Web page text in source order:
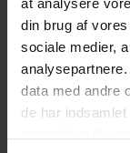
at analysere
din brug af
sociale medier,
data med andre
de har
April/May 2023
2
February/March
25 Issue 1